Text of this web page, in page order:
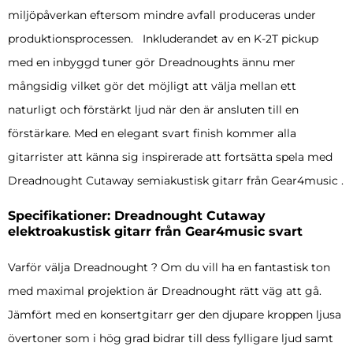
miljöpåverkan eftersom mindre avfall produceras under
produktionsprocessen. Inkluderandet av en K-2T pickup
med en inbyggd tuner gör Dreadnoughts ännu mer
mångsidig vilket gör det möjligt att välja mellan ett
naturligt och förstärkt ljud när den är ansluten till en
förstärkare. Med en elegant svart finish kommer alla
gitarrister att känna sig inspirerade att fortsätta spela med
Dreadnought Cutaway semiakustisk gitarr från Gear4music .
Specifikationer: Dreadnought Cutaway
elektroakustisk gitarr från Gear4music svart
Varför välja Dreadnought ? Om du vill ha en fantastisk ton
med maximal projektion är Dreadnought rätt väg att gå.
Jämfört med en konsertgitarr ger den djupare kroppen ljusa
övertoner som i hög grad bidrar till dess fylligare ljud samt